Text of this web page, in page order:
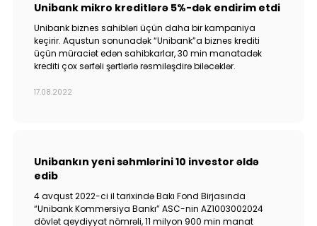
Unibank mikro kreditlərə 5%-dək endirim etdi
Unibank biznes sahibləri üçün daha bir kampaniya
keçirir. Aqustun sonunadək “Unibank”a biznes krediti
üçün müraciət edən sahibkarlar, 30 min manatadək
krediti çox sərfəli şərtlərlə rəsmiləşdirə biləcəklər.
17.08.2022
Unibankın yeni səhmlərini 10 investor əldə
edib
4 avqust 2022-ci il tarixində Bakı Fond Birjasında
“Unibank Kommersiya Bankı” ASC-nin AZ1003002024
dövlət qeydiyyat nömrəli, 11 milyon 900 min manat